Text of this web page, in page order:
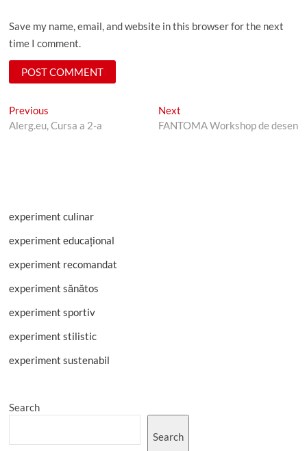
Save my name, email, and website in this browser for the next
time I comment.
Post
navigation
Previous
post:
Alerg.eu, Cursa a 2-a
NextNext
post:
FANTOMA Workshop de desen
experiment culinar
experiment educațional
experiment recomandat
experiment sănătos
experiment sportiv
experiment stilistic
experiment sustenabil
Search
Search